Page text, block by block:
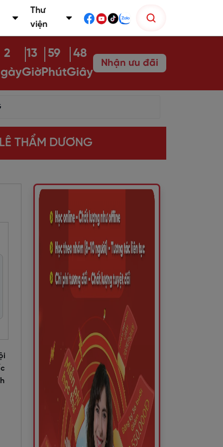
Thư
viện
2
13
Giờ
59
Phút
46
Giây
Nhận ưu đãi
THẨM DƯƠNG